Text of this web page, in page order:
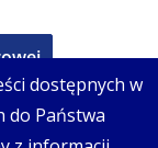
dostępnych w
do Państwa